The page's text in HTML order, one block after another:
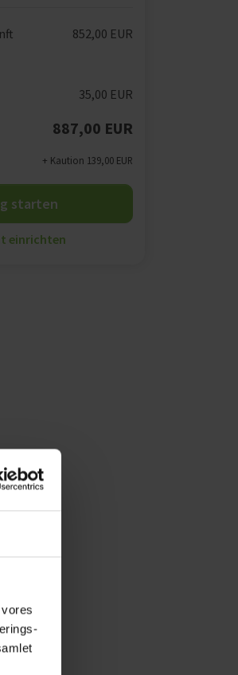
852,00 EUR
35,00 EUR
887,00 EUR
+ Kaution 139,00 EUR
starten
einrichten